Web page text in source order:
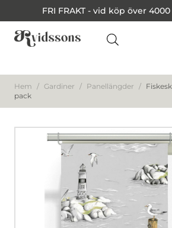
FRI FRAKT - vid köp över
Hem / Gardiner / Panellängder /
pack